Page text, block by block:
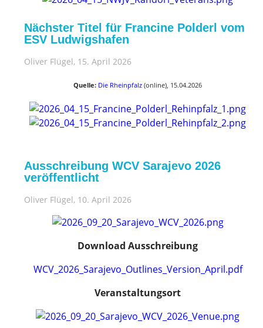
Nächster Titel für Francine Polderl vom
ESV Ludwigshafen
Oliver Flügel, 15. April 2026
Quelle: Die Rheinpfalz (online), 15.04.2026
Ausschreibung WCV Sarajevo 2026
veröffentlicht
Oliver Flügel, 10. April 2026
Download Ausschreibung
WCV_2026_Sarajevo_Outlines_Version_April.pdf
Veranstaltungsort